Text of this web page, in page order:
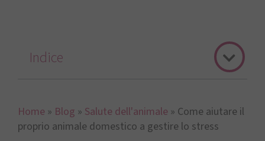
Home » Blog » Salute dell'animale » Come aiutare il
proprio animale domestico a gestire lo stress
Indice